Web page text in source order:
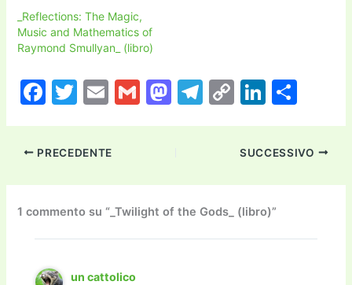
_Reflections: The Magic,
Music and Mathematics of
Raymond Smullyan_ (libro)
F
c
e
b
o
o
k
T
itt
er
E
ai
l
G
M
d
o
n
T
a
m
C
p
y
Li
n
k
Li
k
e
dI
n
n
di
vi
PRECEDENTE SUCCESSIVO
1 commento su “_Twilight of the Gods_ (libro)”
un cattolico